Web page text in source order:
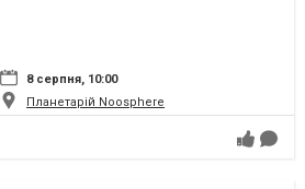
8 серпня, 10:00
Планетарій Noosphere